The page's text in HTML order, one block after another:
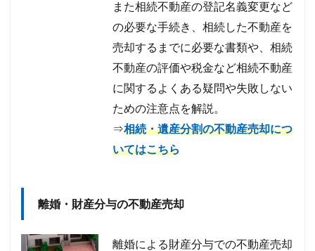
また相続不動産の登記名義変更など
の必要な手続き、相続した不動産を
売却するまでに必要な書類や、相続
不動産の評価や税金など相続不動産
に関するよくある疑問や失敗しない
ための注意点を解説。
⇒相続・遺産分割の不動産売却につ
いてはこちら
離婚・財産分与の不動産売却
離婚による財産分与での不動産売却